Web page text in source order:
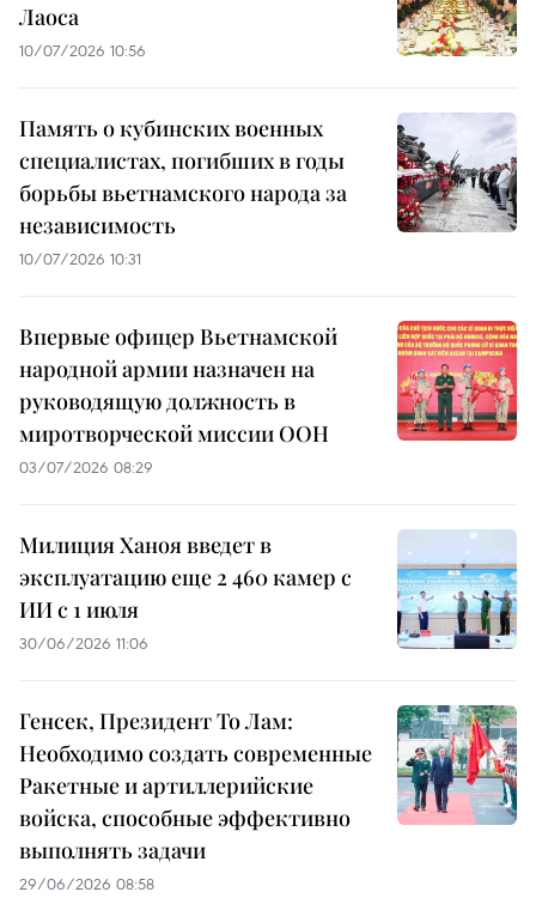
Лаоса
10/07/2026 10:56
Память о кубинских военных
специалистах, погибших в годы
борьбы вьетнамского народа за
независимость
10/07/2026 10:31
Впервые офицер Вьетнамской
народной армии назначен на
руководящую должность в
миротворческой миссии ООН
03/07/2026 08:29
Милиция Ханоя введет в
эксплуатацию еще 2 460 камер с
ИИ с 1 июля
30/06/2026 11:06
Генсек, Президент То Лам:
Необходимо создать современные
Ракетные и артиллерийские
войска, способные эффективно
выполнять задачи
29/06/2026 08:58